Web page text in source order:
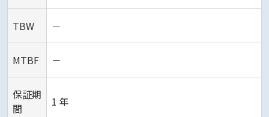
TBW －
MTBF －
保証期
間
1 年